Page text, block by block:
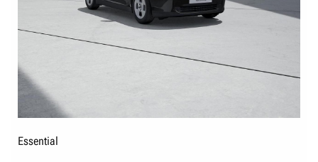
Essential